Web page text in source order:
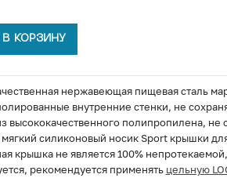
В КОРЗИНУ
нержавеющая пищевая сталь
внутренние стенки, не
высококачественного полипропилена,
силиконовый носик Sport крышки
крышка не является 100%
рекомендуется применять цельную